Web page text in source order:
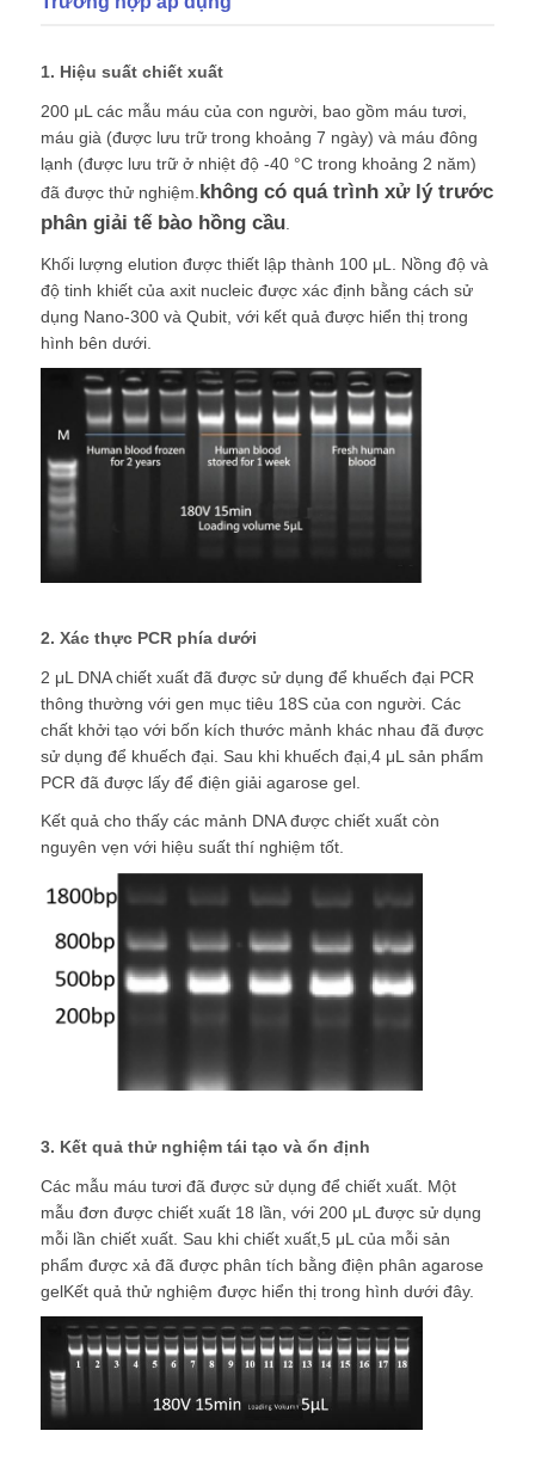
Tham quan nhà máy
Kiểm soát chất lượng
Liên hệ với chúng tôi
Tin tức
Yêu cầu Đặt giá
hạt từ tính chiết xuất axit nucleic
Bộ tách chiết DNA / RNA
Hạt từ tính phân tách tế bào
tinh sạch protein bằng hạt từ tính
Các hạt nam châm hoạt động trên bề mặt
Các dụng cụ tự động và vật liệu tiêu thụ
1. Hiệu suất chiết xuất
200 μL các mẫu máu của con người, bao gồm máu tươi,
máu già (được lưu trữ trong khoảng 7 ngày) và máu đông
lạnh (được lưu trữ ở nhiệt độ -40 °C trong khoảng 2 năm)
đã được thử nghiệm. không có quá trình xử lý trước
phân giải tế bào hồng cầu
Khối lượng elution được thiết lập thành 100 μL. Nồng độ và
độ tinh khiết của axit nucleic được xác định bằng cách sử
dụng Nano-300 và Qubit, với kết quả được hiển thị trong
hình bên dưới.
2. Xác thực PCR phía dưới
2 μL DNA chiết xuất đã được sử dụng để khuếch đại PCR
thông thường với gen mục tiêu 18S của con người. Các
chất khởi tạo với bốn kích thước mảnh khác nhau đã được
sử dụng để khuếch đại. Sau khi khuếch đại,4 μL sản phẩm
PCR đã được lấy để điện giải agarose gel.
Kết quả cho thấy các mảnh DNA được chiết xuất còn
nguyên vẹn với hiệu suất thí nghiệm tốt.
3. Kết quả thử nghiệm tái tạo và ổn định
Các mẫu máu tươi đã được sử dụng để chiết xuất. Một
mẫu đơn được chiết xuất 18 lần, với 200 μL được sử dụng
mỗi lần chiết xuất. Sau khi chiết xuất,5 μL của mỗi sản
phẩm được xả đã được phân tích bằng điện phân agarose
gelKết quả thử nghiệm được hiển thị trong hình dưới đây.